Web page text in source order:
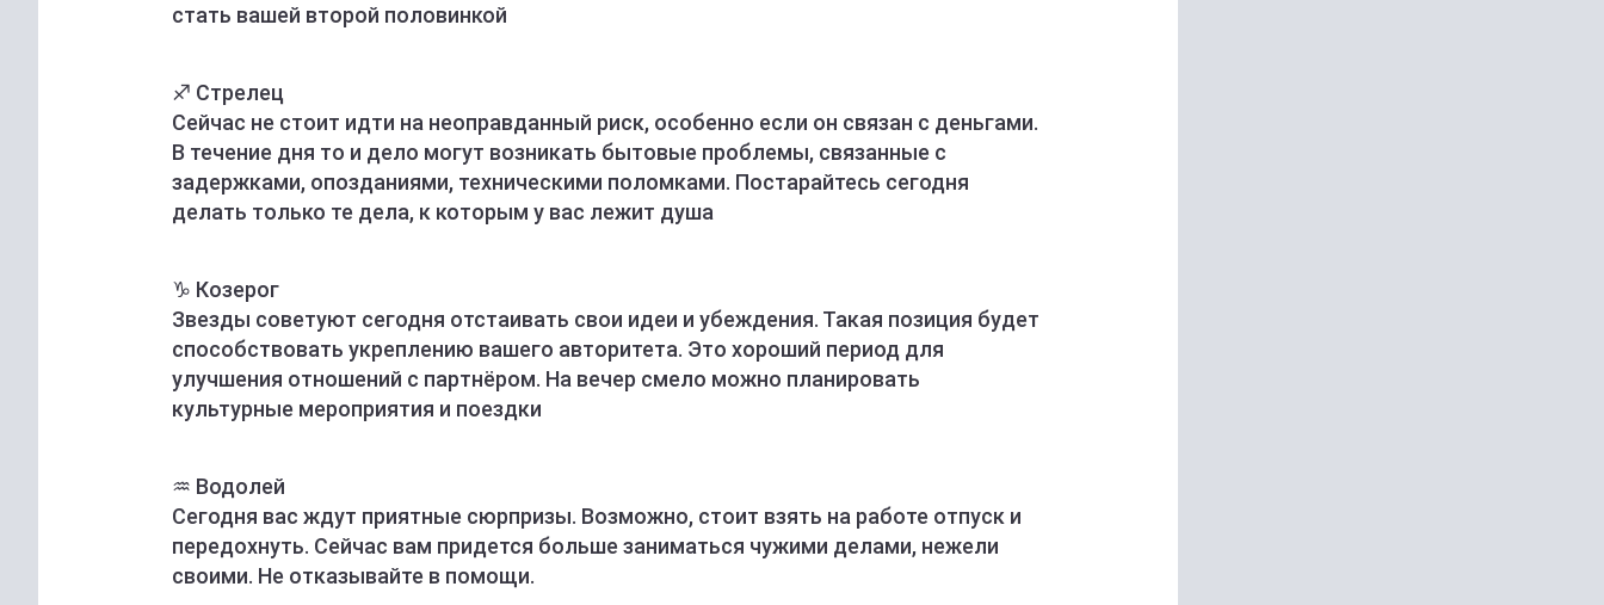
стать вашей второй половинкой
♐️ Стрелец
Сейчас не стоит идти на неоправданный риск, особенно если он связан с деньгами.
В течение дня то и дело могут возникать бытовые проблемы, связанные с
задержками, опозданиями, техническими поломками. Постарайтесь сегодня
делать только те дела, к которым у вас лежит душа
♑️ Козерог
Звезды советуют сегодня отстаивать свои идеи и убеждения. Такая позиция будет
способствовать укреплению вашего авторитета. Это хороший период для
улучшения отношений с партнёром. На вечер смело можно планировать
культурные мероприятия и поездки
♒️ Водолей
Сегодня вас ждут приятные сюрпризы. Возможно, стоит взять на работе отпуск и
передохнуть. Сейчас вам придется больше заниматься чужими делами, нежели
своими. Не отказывайте в помощи.